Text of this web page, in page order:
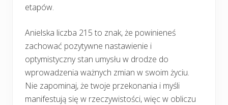
etapów.
Anielska liczba 215 to znak, że powinieneś
zachować pozytywne nastawienie i
optymistyczny stan umysłu w drodze do
wprowadzenia ważnych zmian w swoim życiu.
Nie zapominaj, że twoje przekonania i myśli
manifestują się w rzeczywistości, więc w obliczu